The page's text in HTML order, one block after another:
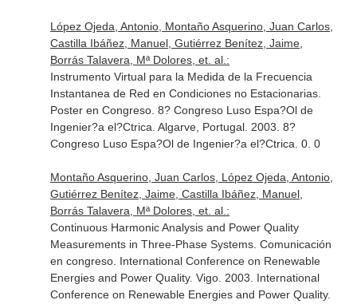
López Ojeda, Antonio, Montaño Asquerino, Juan Carlos,
Castilla Ibáñez, Manuel, Gutiérrez Benítez, Jaime,
Borrás Talavera, Mª Dolores, et. al.:
Instrumento Virtual para la Medida de la Frecuencia
Instantanea de Red en Condiciones no Estacionarias.
Poster en Congreso. 8? Congreso Luso Espa?Ol de
Ingenier?a el?Ctrica. Algarve, Portugal. 2003. 8?
Congreso Luso Espa?Ol de Ingenier?a el?Ctrica. 0. 0
Montaño Asquerino, Juan Carlos, López Ojeda, Antonio,
Gutiérrez Benítez, Jaime, Castilla Ibáñez, Manuel,
Borrás Talavera, Mª Dolores, et. al.:
Continuous Harmonic Analysis and Power Quality
Measurements in Three-Phase Systems. Comunicación
en congreso. International Conference on Renewable
Energies and Power Quality. Vigo. 2003. International
Conference on Renewable Energies and Power Quality.